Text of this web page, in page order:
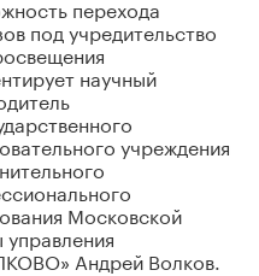
перехода
под учредительство
научный
учреждения
Московской
Андрей Волков.